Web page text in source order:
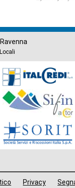
Privacy